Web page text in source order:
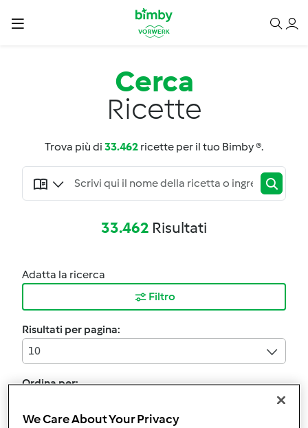
Cerca
Ricette
Trova più di 33.462 ricette per il tuo Bimby ®.
33.462 Risultati
Adatta la ricerca
Filtro
Risultati per pagina:
10
Ordina per:
We Care About Your Privacy